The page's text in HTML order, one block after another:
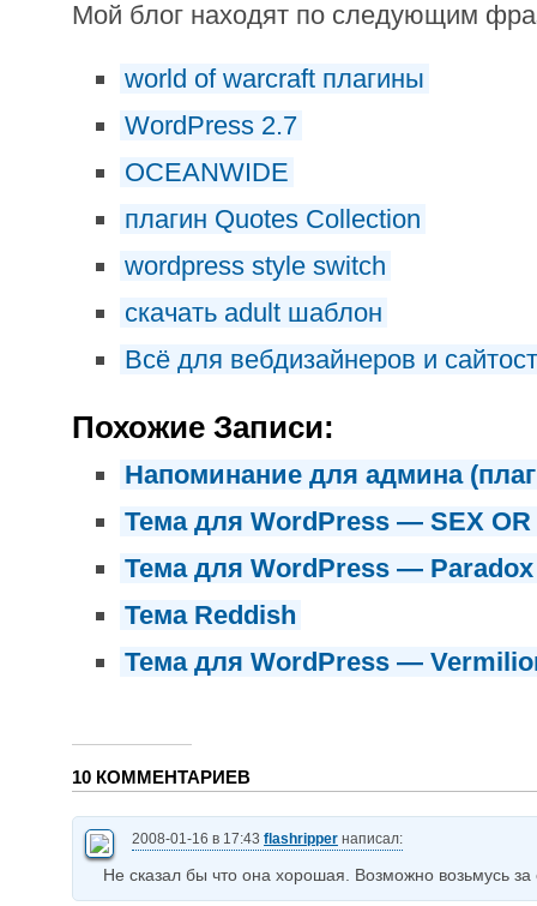
Мой блог находят по следующим
world of warcraft плагины
WordPress 2.7
OCEANWIDE
плагин Quotes Collection
wordpress style switch
скачать adult шаблон
Всё для вебдизайнеров и
Похожие Записи:
Напоминание для админа
Тема для WordPress — SEX OR
Тема для WordPress — Paradox
Тема Reddish
Тема для WordPress —
10 КОММЕНТАРИЕВ
2008-01-16 в 17:43 flashripper написал:
Не сказал бы что она хорошая. Возможно возьмусь за